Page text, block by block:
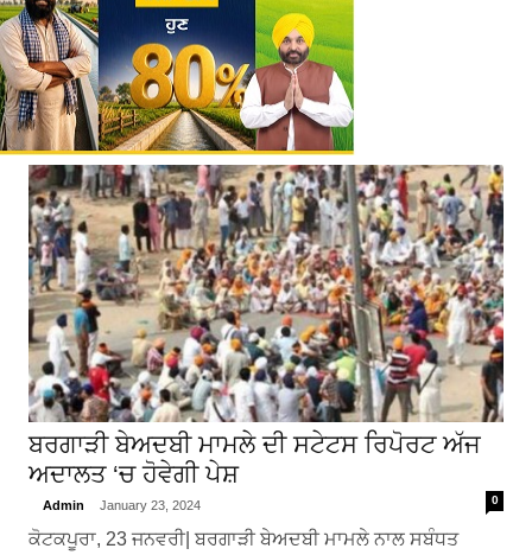
ਬਰਗਾੜੀ ਬੇਅਦਬੀ ਮਾਮਲੇ ਦੀ ਸਟੇਟਸ ਰਿਪੋਰਟ ਅੱਜ
ਅਦਾਲਤ ‘ਚ ਹੋਵੇਗੀ ਪੇਸ਼
Admin January 23, 2024 0
ਕੋਟਕਪੂਰਾ, 23 ਜਨਵਰੀ| ਬਰਗਾੜੀ ਬੇਅਦਬੀ ਮਾਮਲੇ ਨਾਲ ਸਬੰਧਤ